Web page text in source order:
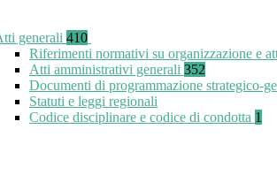
generali 410
Riferimenti normativi su organizzazione e
Atti amministrativi generali 352
Documenti di programmazione strategico-
Statuti e leggi regionali
Codice disciplinare e codice di condotta 1